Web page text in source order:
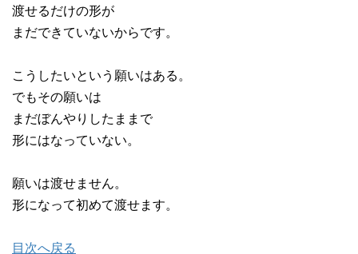
渡せるだけの形が
まだできていないからです。
こうしたいという願いはある。
でもその願いは
まだぼんやりしたままで
形にはなっていない。
願いは渡せません。
形になって初めて渡せます。
目次へ戻る